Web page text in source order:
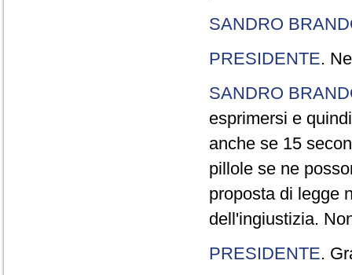
SANDRO
PRESIDENTE.
SANDRO
esprimersi e
anche se 15
pillole se ne
proposta di legge
dell'ingiustizia.
PRESIDENTE.